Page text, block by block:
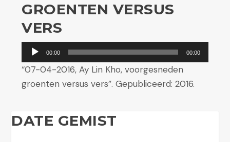
GROENTEN VERSUS
VERS
Audiospeler
00:00 00:00
“07-04-2016, Ay Lin Kho, voorgesneden
groenten versus vers”. Gepubliceerd: 2016.
DATE GEMIST